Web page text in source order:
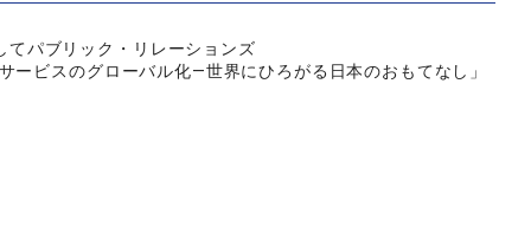
てパブリック・リレーションズ
ビスのグローバル化―世界にひろがる日本のおもてなし」